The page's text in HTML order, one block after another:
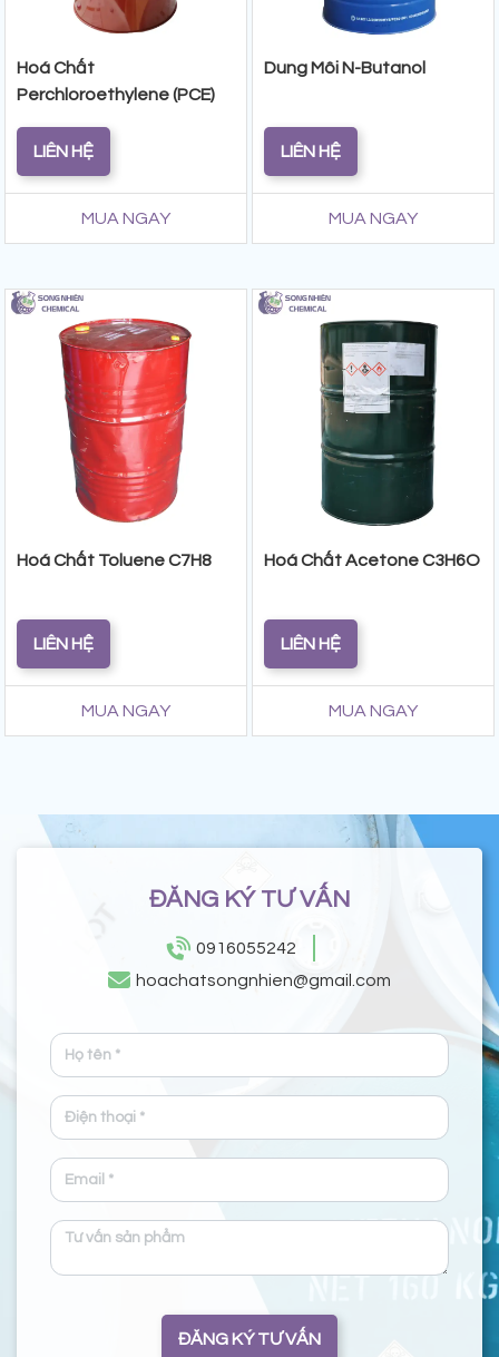
Hoá Chất
Perchloroethylene (PCE)
LIÊN HỆ
MUA NGAY
Dung Môi N-Butanol
LIÊN HỆ
MUA NGAY
Hoá Chất Toluene C7H8
LIÊN HỆ
MUA NGAY
Hoá Chất Acetone C3H6O
LIÊN HỆ
MUA NGAY
ĐĂNG KÝ TƯ VẤN
0916055242
hoachatsongnhien@gmail.com
ĐĂNG KÝ TƯ VẤN